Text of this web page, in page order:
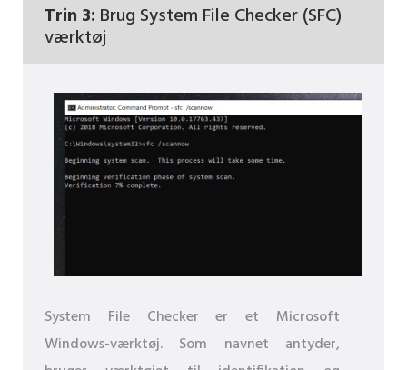
Trin 3: Brug System File Checker (SFC)
værktøj
System File Checker er et Microsoft
Windows-værktøj. Som navnet antyder,